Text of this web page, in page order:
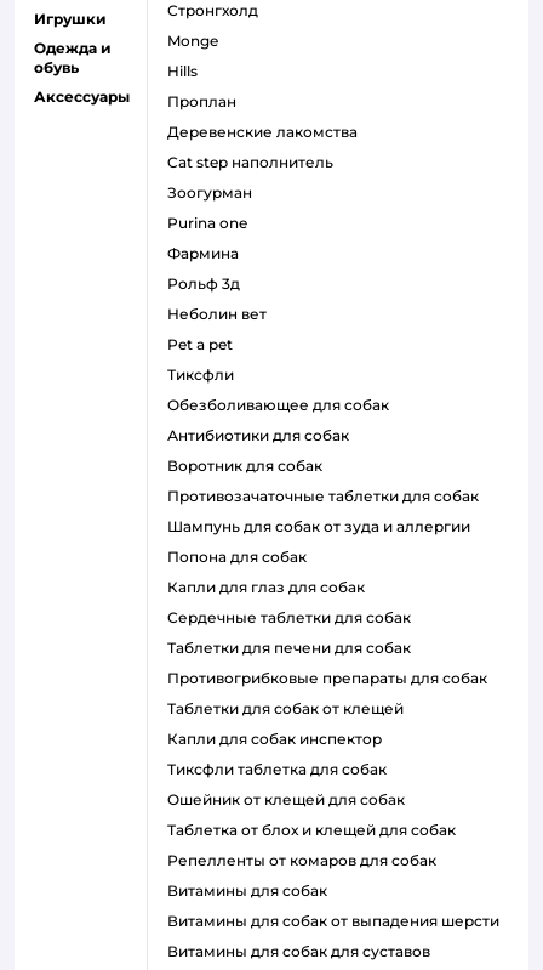
Игрушки
Одежда и
обувь
Аксессуары
стронгхолд
monge
hills
проплан
деревенские лакомства
cat step наполнитель
зоогурман
purina one
фармина
рольф 3д
неболин вет
pet a pet
тиксфли
обезболивающее для собак
антибиотики для собак
воротник для собак
противозачаточные таблетки для собак
шампунь для собак от зуда и аллергии
попона для собак
капли для глаз для собак
сердечные таблетки для собак
таблетки для печени для собак
противогрибковые препараты для собак
таблетки для собак от клещей
капли для собак инспектор
тиксфли таблетка для собак
ошейник от клещей для собак
таблетка от блох и клещей для собак
репелленты от комаров для собак
витамины для собак
витамины для собак от выпадения шерсти
витамины для собак для суставов